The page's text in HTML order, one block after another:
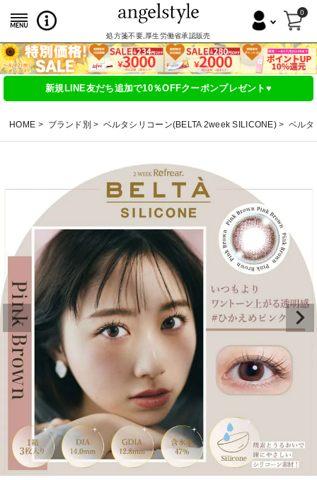
処方箋不要,厚生労働省承認販売
0
新規LINE友だち追加で10％OFFクーポンプレゼント♥
HOME ブランド別 ベルタシリコーン(BELTA 2week SILICONE) ベルタ